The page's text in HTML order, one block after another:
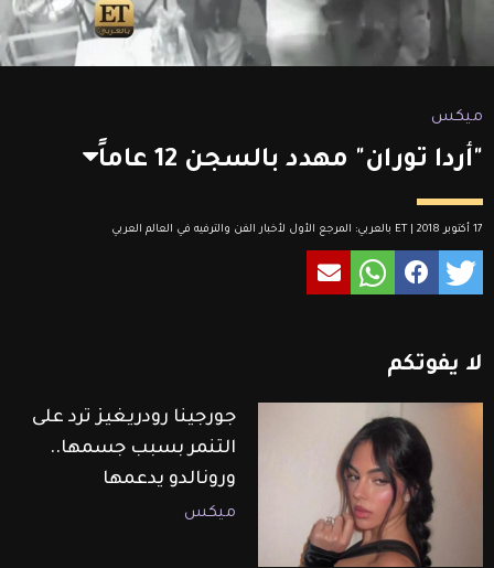
ميكس
"أردا توران" مهدد بالسجن 12 عاماً
17 أكتوبر 2018 | ET بالعربي: المرجع الأول لأخبار الفن والترفيه في العالم العربي
لا يفوتكم
جورجينا رودريغيز ترد على
التنمر بسبب جسمها..
ورونالدو يدعمها
ميكس